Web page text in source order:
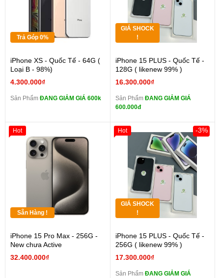
Trả Góp 0%
iPhone XS - Quốc Tế - 64G (
Loại B - 98%)
4.300.000₫
Sản Phẩm ĐANG GIẢM GIÁ 600k
GIÁ SHOCK
!
iPhone 15 PLUS - Quốc Tế -
128G ( likenew 99% )
16.300.000₫
Sản Phẩm ĐANG GIẢM GIÁ
600.000đ
Sẵn Hàng !
iPhone 15 Pro Max - 256G -
New chưa Active
32.400.000₫
Hot
GIÁ SHOCK
!
iPhone 15 PLUS - Quốc Tế -
256G ( likenew 99% )
17.300.000₫
-3%
Sản Phẩm ĐANG GIẢM GIÁ
Hot